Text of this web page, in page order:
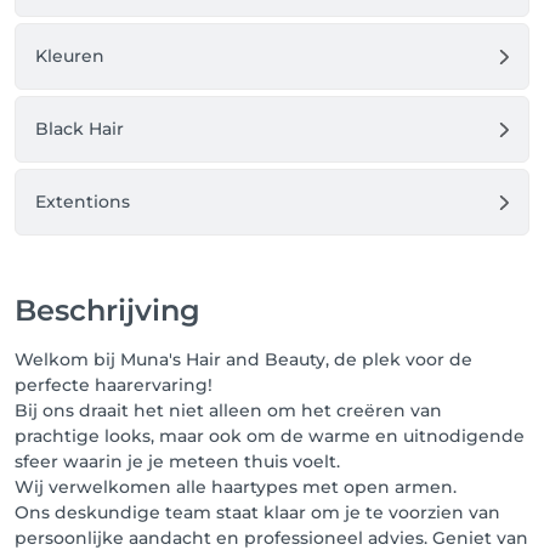
aanbetaling niet terugbetaald of de helft van de
Beleid voor te laat komen
Als u meer dan 15 minuten te laat komt, kunnen we
No show beleid
Als u niet komt opdagen op uw afspraak hanteren
wij een beleid waarbij er geen vervolg afspraak
gemaakt kan worden en uw aanbetaling niet word
terugbetaald of de helft van de behandeling word in
rekening gebracht.
Trek naar uw afspraak geen nieuwe en/of dure
kleding aan. Wij vergoeden geen schade aan
kleding die tijdens uw afspraak ontstaan.
Kleuren
Black Hair
Extentions
Beschrijving
Welkom bij Muna's Hair and Beauty, de plek voor de
perfecte haarervaring!
Bij ons draait het niet alleen om het creëren van
prachtige looks, maar ook om de warme en uitnodigende
sfeer waarin je je meteen thuis voelt.
Wij verwelkomen alle haartypes met open armen.
Ons deskundige team staat klaar om je te voorzien van
persoonlijke aandacht en professioneel advies. Geniet van